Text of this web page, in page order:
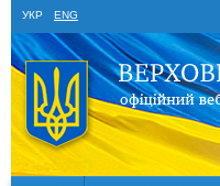
УКР ENG